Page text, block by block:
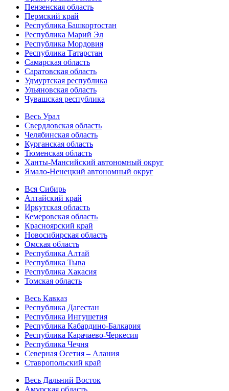
Пензенская область
Пермский край
Республика Башкортостан
Республика Марий Эл
Республика Мордовия
Республика Татарстан
Самарская область
Саратовская область
Удмуртская республика
Ульяновская область
Чувашская республика
Весь Урал
Свердловская область
Челябинская область
Курганская область
Тюменская область
Ханты-Мансийский автономный округ
Ямало-Ненецкий автономный округ
Вся Сибирь
Алтайский край
Иркутская область
Кемеровская область
Красноярский край
Новосибирская область
Омская область
Республика Алтай
Республика Тыва
Республика Хакасия
Томская область
Весь Кавказ
Республика Дагестан
Республика Ингушетия
Республика Кабардино-Балкария
Республика Карачаево-Черкесия
Республика Чечня
Северная Осетия – Алания
Ставропольский край
Весь Дальний Восток
Амурская область